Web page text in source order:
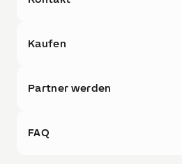
Kaufen
Partner werden
FAQ